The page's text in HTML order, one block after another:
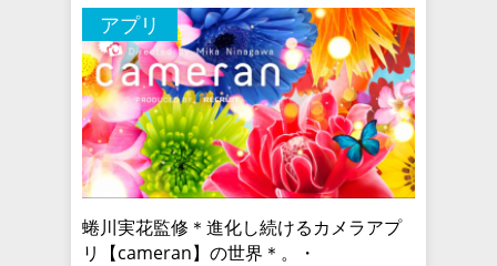
アプリ
蜷川実花監修＊進化し続けるカメラアプ
リ【cameran】の世界＊。・